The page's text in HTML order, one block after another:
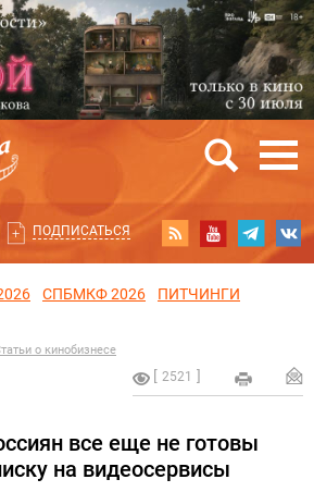
ПОДПИСАТЬСЯ
СПБМКФ 2026
ПИТЧИНГИ
о кинобизнесе
2521
все еще не готовы
на видеосервисы